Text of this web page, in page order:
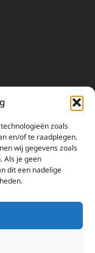
zoals
en/of te raadplegen.
wij gegevens zoals
Als je geen
dit een nadelige
uw donaties.
of